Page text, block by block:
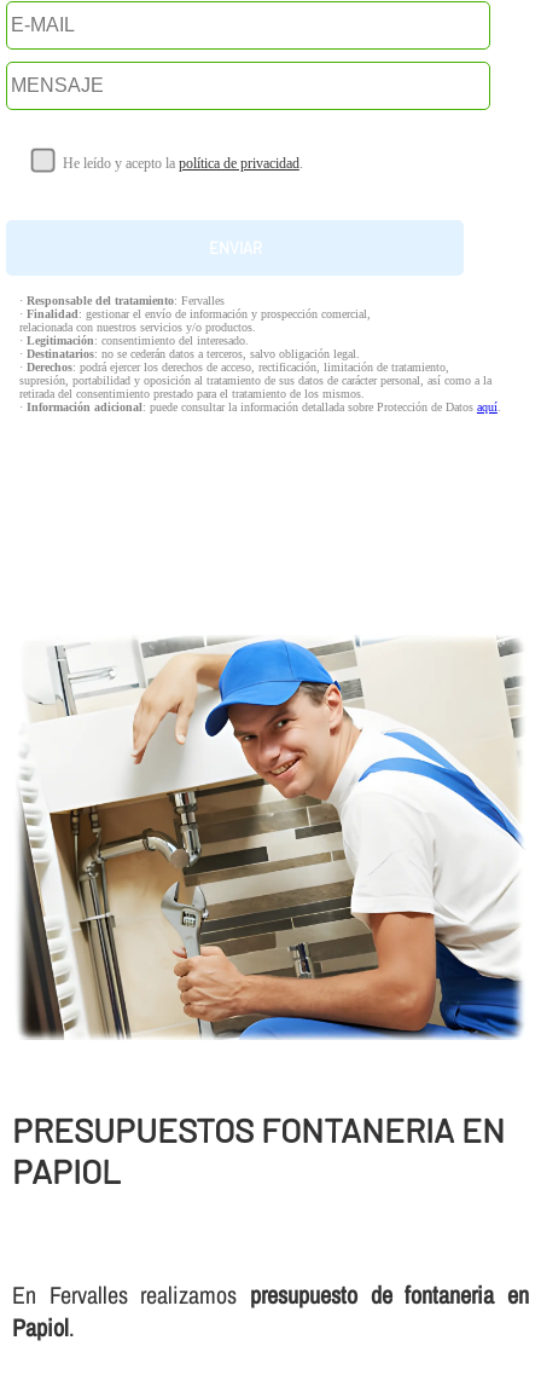
He leído y acepto la política de privacidad.
· Responsable del tratamiento: Fervalles
· Finalidad: gestionar el envío de información y prospección comercial,
relacionada con nuestros servicios y/o productos.
· Legitimación: consentimiento del interesado.
· Destinatarios: no se cederán datos a terceros, salvo obligación legal.
· Derechos: podrá ejercer los derechos de acceso, rectificación, limitación de tratamiento,
supresión, portabilidad y oposición al tratamiento de sus datos de carácter personal, así como a la
retirada del consentimiento prestado para el tratamiento de los mismos.
· Información adicional: puede consultar la información detallada sobre Protección de Datos aquí.
PRESUPUESTOS FONTANERIA EN
PAPIOL
En Fervalles realizamos presupuesto de fontaneria en
Papiol.